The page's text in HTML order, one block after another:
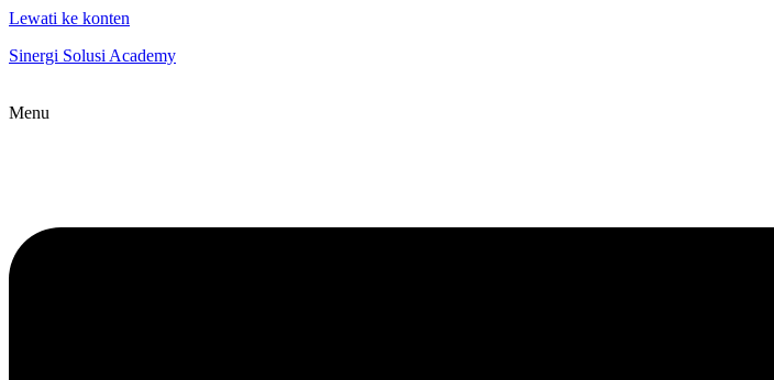
Lewati ke konten
Sinergi Solusi Academy
Menu